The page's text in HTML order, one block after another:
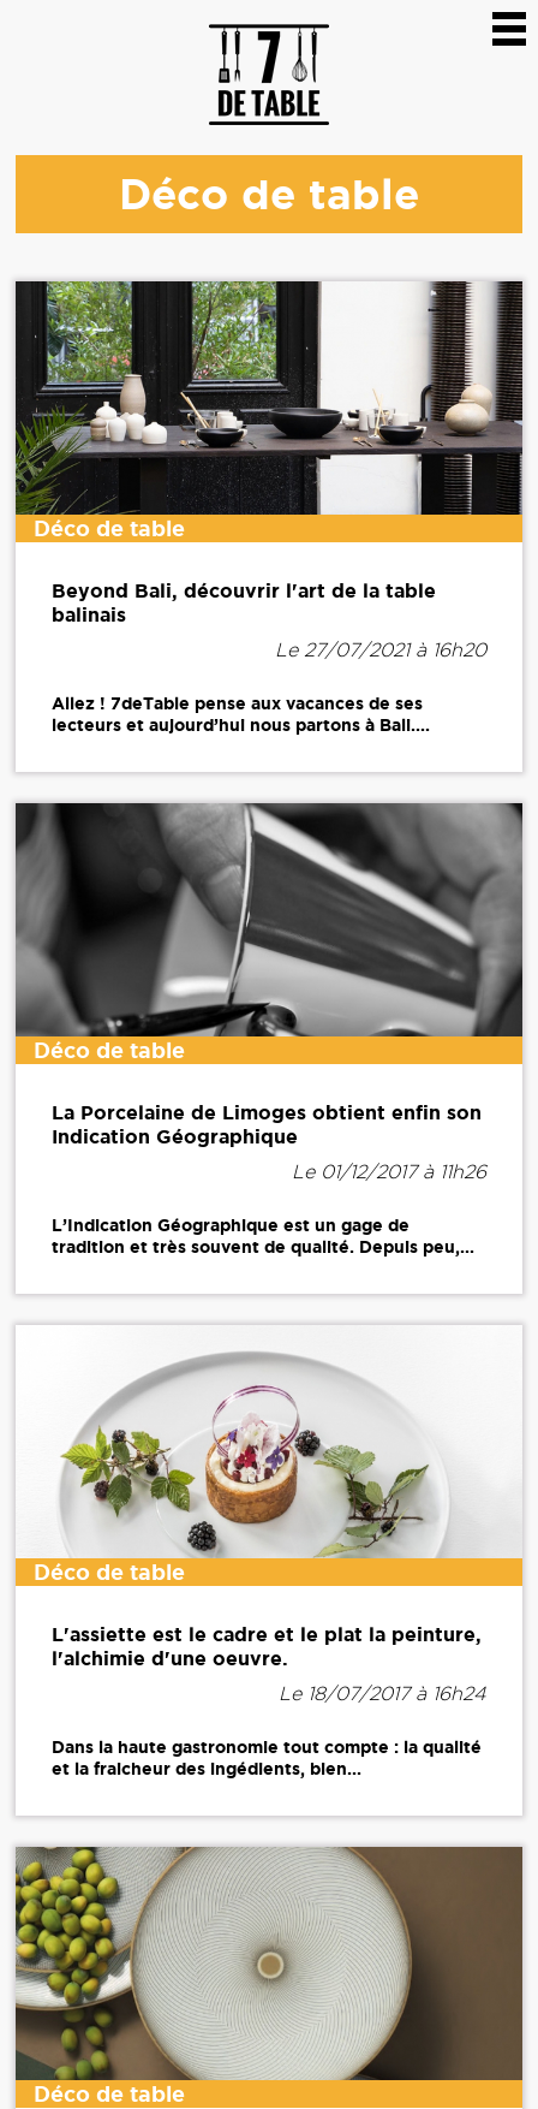
Déco de table
Déco de table
Beyond Bali, découvrir l'art de la table
balinais
Le 27/07/2021 à 16h20
Allez ! 7deTable pense aux vacances de ses
lecteurs et aujourd’hui nous partons à Bali....
Déco de table
La Porcelaine de Limoges obtient enfin son
Indication Géographique
Le 01/12/2017 à 11h26
L’Indication Géographique est un gage de
tradition et très souvent de qualité. Depuis peu,...
Déco de table
L'assiette est le cadre et le plat la peinture,
l'alchimie d'une oeuvre.
Le 18/07/2017 à 16h24
Dans la haute gastronomie tout compte : la qualité
et la fraicheur des ingédients, bien...
Déco de table